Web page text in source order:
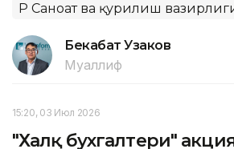
ҚР Саноат ва қурилиш
Бекабат Узаков
Муаллиф
15:20, 03 Июл 2026
"Халқ бухгалтери"